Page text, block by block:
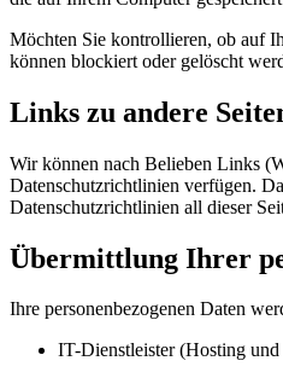
Möchten Sie kontrollieren, ob auf
können blockiert oder gelöscht
Links zu andere
Wir können nach Belieben Links
Datenschutzrichtlinien verfügen.
Datenschutzrichtlinien all dieser
Übermittlung Ihrer
Ihre personenbezogenen Daten
IT-Dienstleister (Hosting